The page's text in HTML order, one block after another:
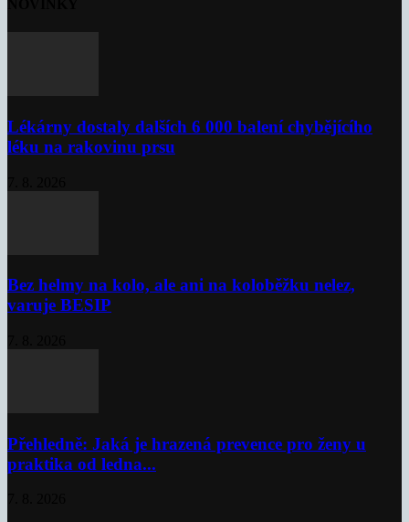
Lékárny dostaly dalších 6 000 balení chybějícího
léku na rakovinu prsu
Bez helmy na kolo, ale ani na koloběžku nelez,
varuje BESIP
Přehledně: Jaká je hrazená prevence pro ženy u
praktika od ledna...